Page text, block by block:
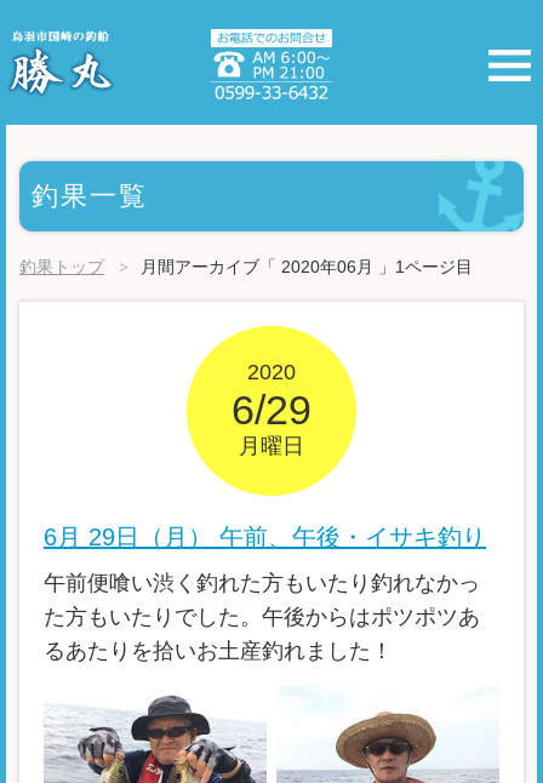
釣果一覧
釣果トップ 月間アーカイブ「 2020年06月 」1ページ目
2020
6/29
月曜日
6月 29日（月） 午前、午後・イサキ釣り
午前便喰い渋く釣れた方もいたり釣れなかっ
た方もいたりでした。午後からはポツポツあ
るあたりを拾いお土産釣れました！